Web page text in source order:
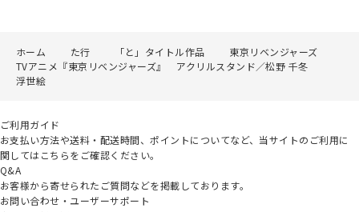
ホーム た行 「と」タイトル作品
東京リベンジャーズ
TVアニメ『東京リベンジャーズ』 アクリルスタンド／松野 千冬
浮世絵
ご利用ガイド
お支払い方法や送料・配送時間、ポイントについてなど、当サイトのご利用に
関してはこちらをご確認ください。
Q&A
お客様から寄せられたご質問などを掲載しております。
お問い合わせ・ユーザーサポート